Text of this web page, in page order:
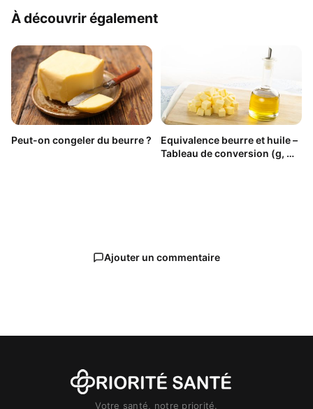
À découvrir également
Peut-on congeler du beurre ?
Equivalence beurre et huile –
Tableau de conversion (g, ml
Ajouter un commentaire
Votre santé, notre priorité.